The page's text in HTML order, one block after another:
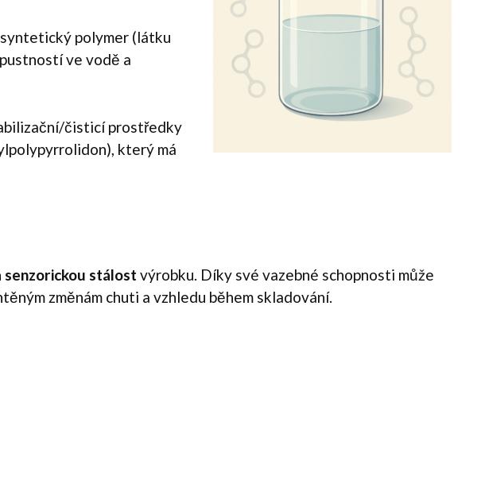
syntetický polymer (látku
ve vodě a
čisticí prostředky
který má
stálost výrobku. Díky své vazebné schopnosti může
změnám chuti a vzhledu během skladování.